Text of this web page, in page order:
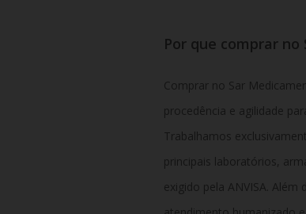
Por que comprar no
Comprar no Sar
procedência e agilidade
Trabalhamos
principais laboratórios,
exigido pela ANVISA.